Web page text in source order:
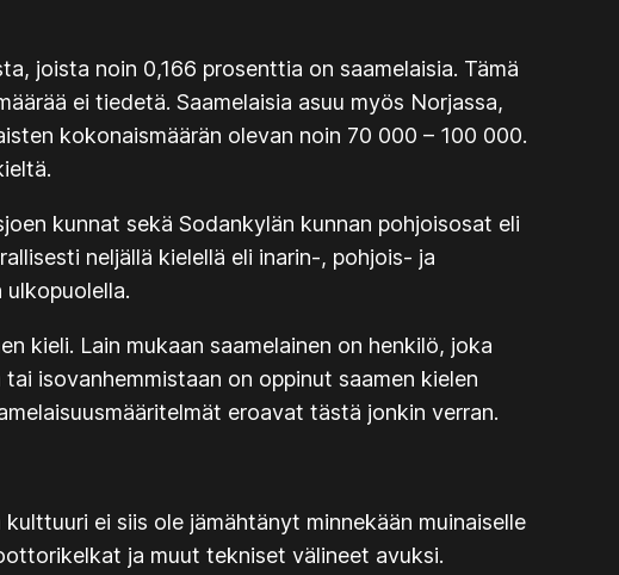
joista noin 0,166 prosenttia on saamelaisia. Tämä
ei tiedetä. Saamelaisia asuu myös Norjassa,
kokonaismäärän olevan noin 70 000 – 100 000.
kunnat sekä Sodankylän kunnan pohjoisosat eli
neljällä kielellä eli inarin-, pohjois- ja
kieli. Lain mukaan saamelainen on henkilö, joka
isovanhemmistaan on oppinut saamen kielen
eroavat tästä jonkin verran.
ei siis ole jämähtänyt minnekään muinaiselle
ja muut tekniset välineet avuksi.